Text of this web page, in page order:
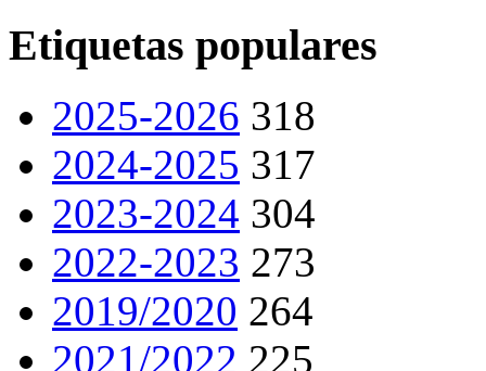
Etiquetas populares
2025-2026 318
2024-2025 317
2023-2024 304
2022-2023 273
2019/2020 264
2021/2022 225